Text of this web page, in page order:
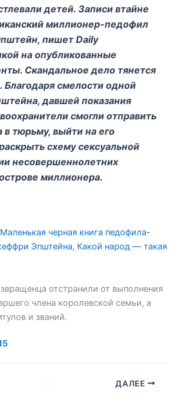
детей. Записи втайне
миллионер-педофил
пишет Daily
на опубликованные
Скандальное дело тянется
Благодаря смелости одной
давшей показания
смогли отправить
тюрьму, выйти на его
схему сексуальной
несовершеннолетних
миллионера.
черная книга педофила-
Эпштейна, Какой народ — такая
отстранили от выполнения
члена королевской семьи, а
и званий.
ДАЛЕЕ